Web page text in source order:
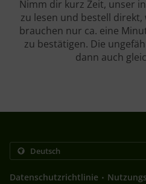
Nimm dir kurz Zeit, unser
zu lesen und bestell
brauchen nur ca. eine
zu bestätigen. Die
dann auch
Datenschutzrichtlinie .